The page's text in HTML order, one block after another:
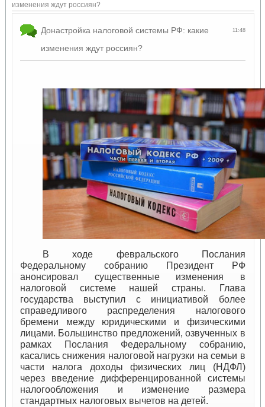
изменения ждут россиян?
11:48
Донастройка налоговой системы РФ: какие
изменения ждут россиян?
В ходе февральского Послания
Федеральному собранию Президент РФ
анонсировал существенные изменения в
налоговой системе нашей страны. Глава
государства выступил с инициативой более
справедливого распределения налогового
бремени между юридическими и физическими
лицами. Большинство предложений, озвученных в
рамках Послания Федеральному собранию,
касались снижения налоговой нагрузки на семьи в
части налога доходы физических лиц (НДФЛ)
через введение дифференцированной системы
налогообложения и изменение размера
стандартных налоговых вычетов на детей.